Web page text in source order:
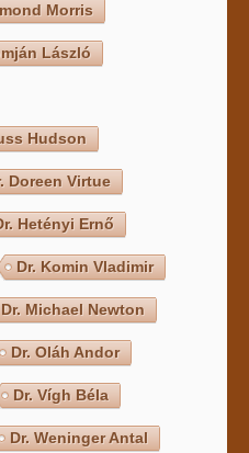
Morris
László
Hudson
Doreen Virtue
Hetényi Ernő
Dr. Komin Vladimir
Dr. Michael Newton
Dr. Oláh Andor
Dr. Vígh Béla
Dr. Weninger Antal